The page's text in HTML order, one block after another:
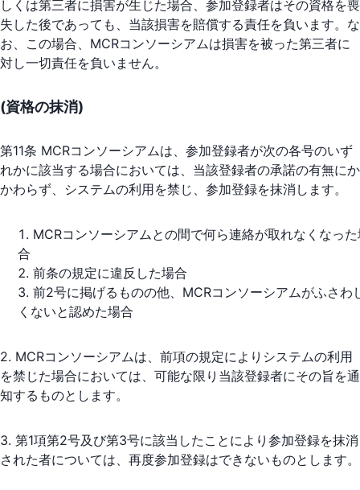
しくは第三者に損害が生じた場合、参加登録者はその資格を喪
失した後であっても、当該損害を賠償する責任を負います。な
お、この場合、MCRコンソーシアムは損害を被った第三者に
対し一切責任を負いません。
(資格の抹消)
第11条 MCRコンソーシアムは、参加登録者が次の各号のいず
れかに該当する場合においては、当該登録者の承諾の有無にか
かわらず、システムの利用を禁じ、参加登録を抹消します。
MCRコンソーシアムとの間で何ら連絡が取れなくなっ
合
前条の規定に違反した場合
前2号に掲げるものの他、MCRコンソーシアムがふさわ
くないと認めた場合
2. MCRコンソーシアムは、前項の規定によりシステムの利用
を禁じた場合においては、可能な限り当該登録者にその旨を通
知するものとします。
3. 第1項第2号及び第3号に該当したことにより参加登録を抹消
された者については、再度参加登録はできないものとします。